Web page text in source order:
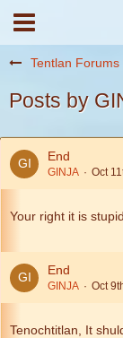
Tentlan Forums
Posts by
End
GINJA Oct
Your right it is
End
GINJA Oct
Tenochtitlan, It